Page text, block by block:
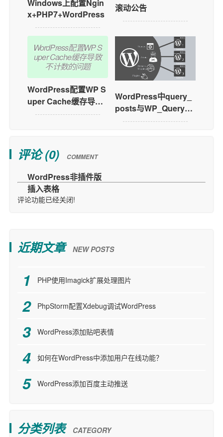
Windows上配置Ngin
x+PHP7+WordPress
WordPress配置WP S
uper Cache缓存导致
不计数的问题
WordPress配置WP S
uper Cache缓存导致
不计数的问题
滚动公告
WordPress中query_
posts与WP_Query分
页不正确怎么解决
评论 (0) COMMENT
评论功能已经关闭!
近期文章 NEW POSTS
PHP使用Imagick扩展处理图片
PhpStorm配置Xdebug调试WordPress
WordPress添加贴吧表情
如何在WordPress中添加用户在线功能？
WordPress添加百度主动推送
分类列表 CATEGORY